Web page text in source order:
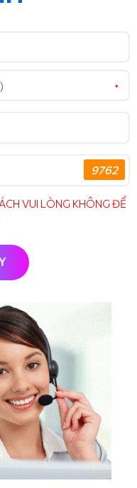
giao không đúng loại
toàn và giao lại đơn mới
hoặc số điện
dịch vụ của các đơn vị
sử dụng: Giao hàng
kiệm, J&T,...
thể đến tận địa chỉ cửa
chi phí vận chuyển
MADO
Tích Sơn, Vĩnh Yên,
*
9762
VUI LÒNG KHÔNG ĐỂ